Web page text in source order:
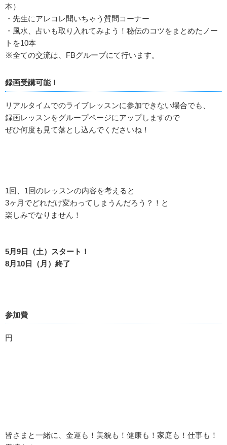
本）
・先生にアレコレ聞いちゃう質問コーナー
・風水、占いも取り入れてみよう！秘伝のコツをまとめたノー
トを10本
※全ての交流は、FBグループにて行います。
録画受講可能！
リアルタイムでのライブレッスンに参加できない場合でも、
録画レッスンをグループページにアップしますので
ぜひ何度も見て落とし込んでくださいね！
1回、1回のレッスンの内容を考えると
3ヶ月でどれだけ変わってしまうんだろう？！と
楽しみでなりません！
5月9日（土）スタート！
8月10日（月）終了
参加費
円
皆さまと一緒に、金運も！美貌も！健康も！家庭も！仕事も！